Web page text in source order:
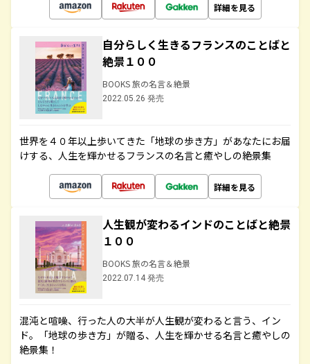
詳細を見る
自分らしく生きるフランスのことばと
絶景１００
BOOKS 旅の名言＆絶景
2022.05.26 発売
世界を４０年以上歩いてきた「地球の歩き方」があなたにお届
けする、人生を輝かせるフランスの名言と癒やしの絶景集
詳細を見る
人生観が変わるインドのことばと絶景
１００
BOOKS 旅の名言＆絶景
2022.07.14 発売
混沌と喧噪、行った人の大半が人生観が変わると言う、イン
ド。「地球の歩き方」が贈る、人生を輝かせる名言と癒やしの
絶景集！